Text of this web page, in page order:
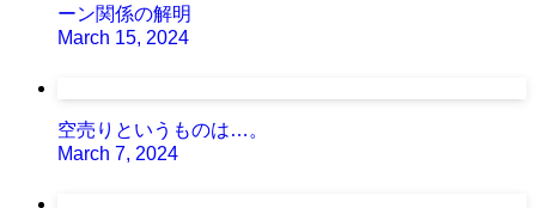
ーン関係の解明
March 15, 2024
空売りというものは…。
March 7, 2024